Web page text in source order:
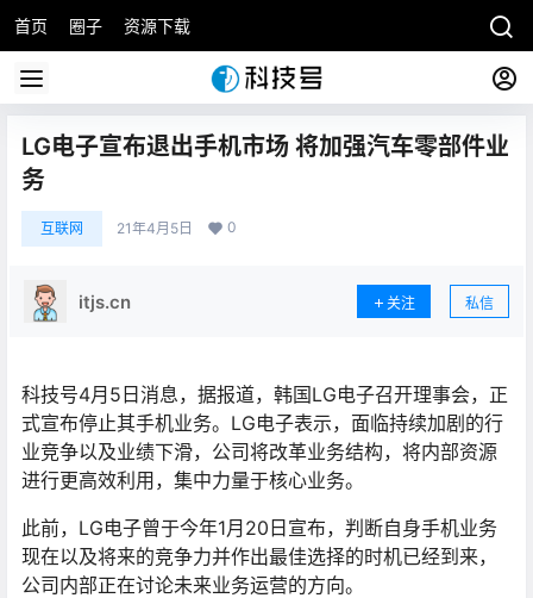
首页 圈子 资源下载
LG电子宣布退出手机市场 将加强汽车零部件业
务
互联网 21年4月5日 0
itjs.cn 关注 私信
科技号4月5日消息，据报道，韩国LG电子召开理事会，正
式宣布停止其手机业务。LG电子表示，面临持续加剧的行
业竞争以及业绩下滑，公司将改革业务结构，将内部资源
进行更高效利用，集中力量于核心业务。
此前，LG电子曾于今年1月20日宣布，判断自身手机业务
现在以及将来的竞争力并作出最佳选择的时机已经到来，
公司内部正在讨论未来业务运营的方向。